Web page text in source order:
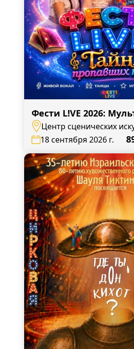
Фести
Центр сценических
Малый зал, Беэр-Шева,
18 сентября 2026 г.